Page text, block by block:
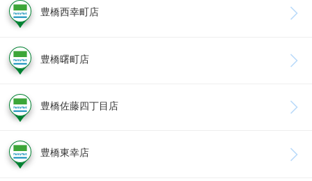
豊橋西幸町店
豊橋曙町店
豊橋佐藤四丁目店
豊橋東幸店